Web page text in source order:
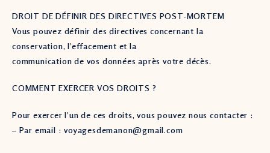
DROIT DE DÉFINIR DES DIRECTIVES POST-MORTEM
Vous pouvez définir des directives concernant la
conservation, l’effacement et la
communication de vos données après votre décès.
COMMENT EXERCER VOS DROITS ?
Pour exercer l’un de ces droits, vous pouvez nous contacter :
– Par email : voyagesdemanon@gmail.com